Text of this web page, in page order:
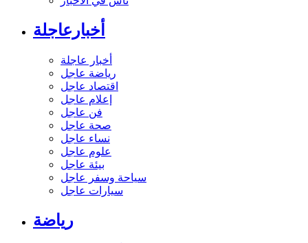
أخبارعاجلة
أخبار عاجلة
رياضة عاجل
اقتصاد عاجل
إعلام عاجل
فن عاجل
صحة عاجل
نساء عاجل
علوم عاجل
بيئة عاجل
سياحة وسفر عاجل
سيارات عاجل
رياضة